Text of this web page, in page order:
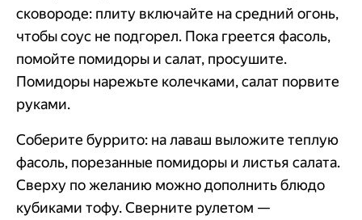
сковороде: плиту включайте на средний огонь,
чтобы соус не подгорел. Пока греется фасоль,
помойте помидоры и салат, просушите.
Помидоры нарежьте колечками, салат порвите
руками.
Соберите буррито: на лаваш выложите теплую
фасоль, порезанные помидоры и листья салата.
Сверху по желанию можно дополнить блюдо
кубиками тофу. Сверните рулетом —